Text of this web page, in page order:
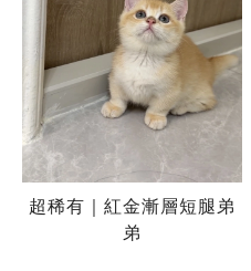
超稀有｜紅金漸層短腿弟
弟